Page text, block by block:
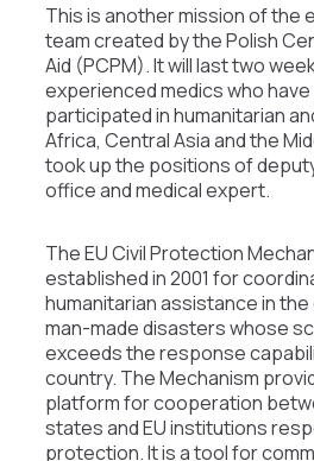
This is another mission of the
team created by the Polish
Aid (PCPM). It will last two
experienced medics who
participated in humanitarian
Africa, Central Asia and the
took up the positions of
office and medical expert.
The EU Civil Protection
established in 2001 for
humanitarian assistance in
man-made disasters whose
exceeds the response
country. The Mechanism
platform for cooperation
states and EU institutions
protection. It is a tool for